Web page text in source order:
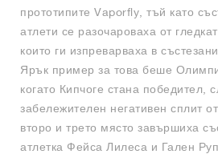
прототипите Vaporfly, тъй като
атлети се разочароваха от
които ги изпреварваха в
Ярък пример за това беше
когато Кипчоге стана победител,
забележителен негативен сплит
второ и трето място завършиха
атлетка Фейса Лилеса и Гален